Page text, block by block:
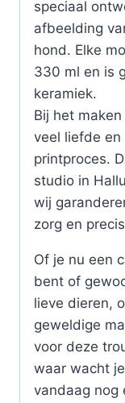
speciaal
afbeelding
hond. Elke
330 ml en is
keramiek.
Bij het
veel liefde
printproces.
studio in
wij
zorg en
Of je nu een
bent of
lieve dieren,
geweldige
voor deze
waar wacht
vandaag nog